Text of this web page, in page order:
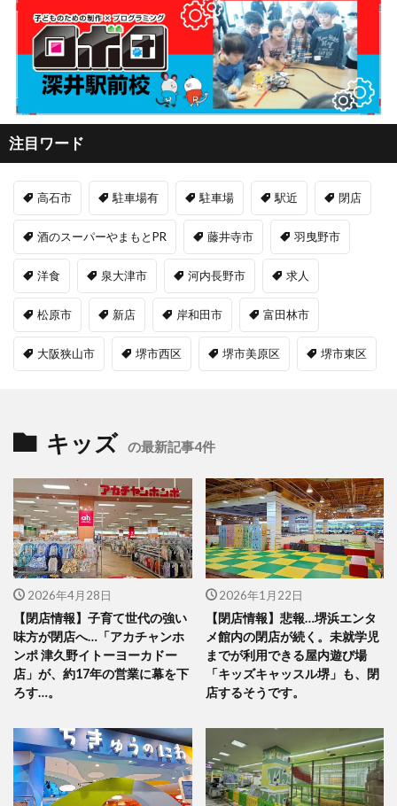
注目ワード
高石市 駐車場有 駐車場 駅近 閉店
酒のスーパーやまもとPR 藤井寺市 羽曳野市
洋食 泉大津市 河内長野市 求人
松原市 新店 岸和田市 富田林市
大阪狭山市 堺市西区 堺市美原区 堺市東区
キッズ の最新記事4件
2026年4月28日
【閉店情報】子育て世代の強い
味方が閉店へ…「アカチャンホ
ンポ 津久野イトーヨーカドー
店」が、約17年の営業に幕を下
ろす…。
2026年1月22日
【閉店情報】悲報…堺浜エンタ
メ館内の閉店が続く。未就学児
までが利用できる屋内遊び場
「キッズキャッスル堺」も、閉
店するそうです。